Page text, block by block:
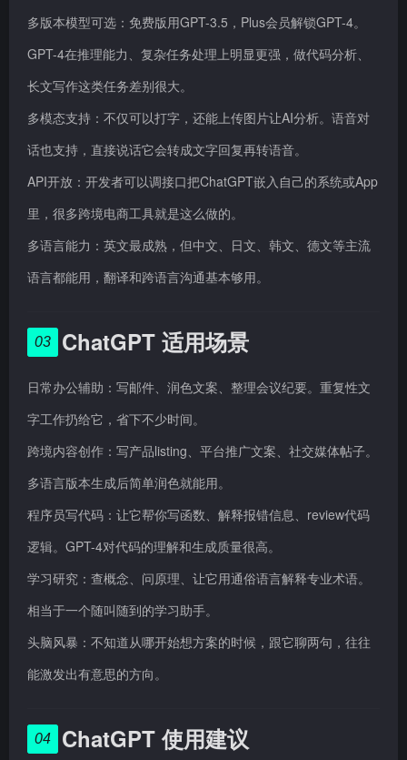
多版本模型可选：免费版用GPT-3.5，Plus会员解锁GPT-4。
GPT-4在推理能力、复杂任务处理上明显更强，做代码分析、
长文写作这类任务差别很大。
多模态支持：不仅可以打字，还能上传图片让AI分析。语音对
话也支持，直接说话它会转成文字回复再转语音。
API开放：开发者可以调接口把ChatGPT嵌入自己的系统或App
里，很多跨境电商工具就是这么做的。
多语言能力：英文最成熟，但中文、日文、韩文、德文等主流
语言都能用，翻译和跨语言沟通基本够用。
03 ChatGPT 适用场景
日常办公辅助：写邮件、润色文案、整理会议纪要。重复性文
字工作扔给它，省下不少时间。
跨境内容创作：写产品listing、平台推广文案、社交媒体帖子。
多语言版本生成后简单润色就能用。
程序员写代码：让它帮你写函数、解释报错信息、review代码
逻辑。GPT-4对代码的理解和生成质量很高。
学习研究：查概念、问原理、让它用通俗语言解释专业术语。
相当于一个随叫随到的学习助手。
头脑风暴：不知道从哪开始想方案的时候，跟它聊两句，往往
能激发出有意思的方向。
04 ChatGPT 使用建议